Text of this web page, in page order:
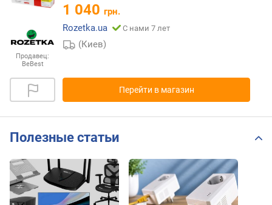
Продавец:
BeBest
1 040 грн.
Rozetka.ua
С нами 7 лет
(Киев)
Перейти в магазин
Полезные статьи